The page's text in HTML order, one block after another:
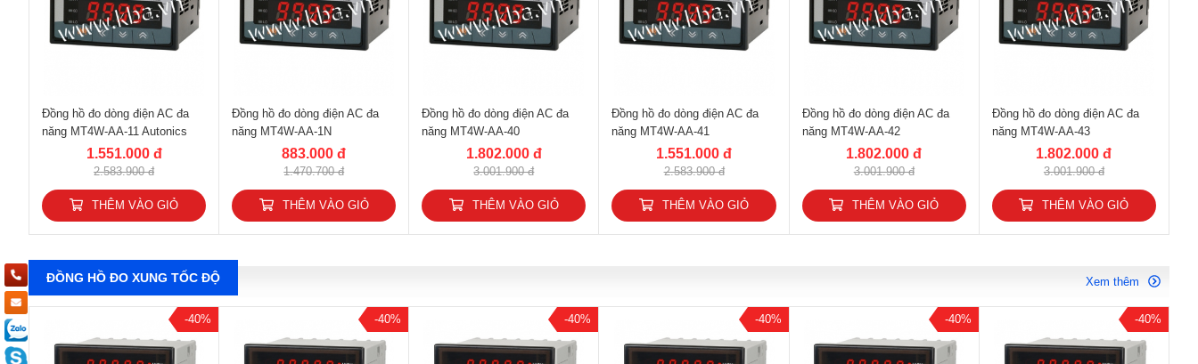
Đồng hồ đo dòng điện AC đa
năng MT4W-AA-11 Autonics
1.551.000 đ
2.583.900 đ
THÊM VÀO GIỎ
Đồng hồ đo dòng điện AC đa
năng MT4W-AA-1N
883.000 đ
1.470.700 đ
THÊM VÀO GIỎ
Đồng hồ đo dòng điện AC đa
năng MT4W-AA-40
1.802.000 đ
3.001.900 đ
THÊM VÀO GIỎ
Đồng hồ đo dòng điện AC đa
năng MT4W-AA-41
1.551.000 đ
2.583.900 đ
THÊM VÀO GIỎ
Đồng hồ đo dòng điện AC đa
năng MT4W-AA-42
1.802.000 đ
3.001.900 đ
THÊM VÀO GIỎ
Đồng hồ đo dòng điện AC đa
năng MT4W-AA-43
1.802.000 đ
3.001.900 đ
THÊM VÀO GIỎ
ĐỒNG HỒ ĐO XUNG TỐC ĐỘ Xem thêm
-40% -40% -40% -40% -40% -40%